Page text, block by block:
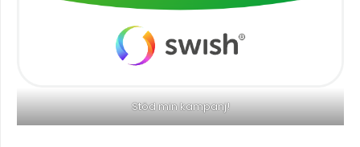
Stöd min kampanj!